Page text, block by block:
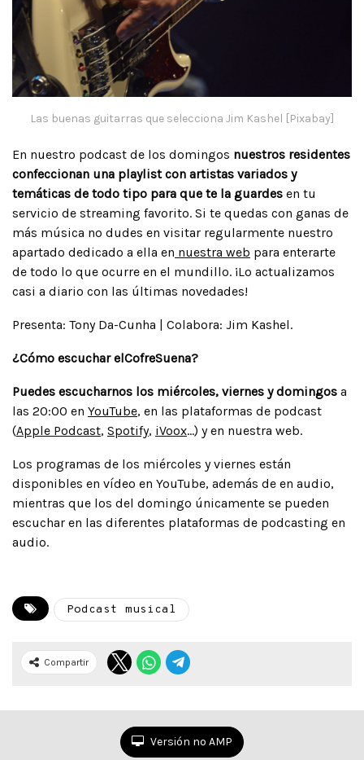
Las buenas guitarras que selecciona Jim Kashel [Pixabay]
En nuestro podcast de los domingos nuestros residentes
confeccionan una playlist con artistas variados y
temáticas de todo tipo para que te la guardes en tu
servicio de streaming favorito. Si te quedas con ganas de
más música no dudes en visitar regularmente nuestro
apartado dedicado a ella en nuestra web para enterarte
de todo lo que ocurre en el mundillo. ¡Lo actualizamos
casi a diario con las últimas novedades!
Presenta: Tony Da-Cunha | Colabora: Jim Kashel.
¿Cómo escuchar elCofreSuena?
Puedes escucharnos los miércoles, viernes y domingos a
las 20:00 en YouTube, en las plataformas de podcast
(Apple Podcast, Spotify, iVoox…) y en nuestra web.
Los programas de los miércoles y viernes están
disponibles en vídeo en YouTube, además de en audio,
mientras que los del domingo únicamente se pueden
escuchar en las diferentes plataformas de podcasting en
audio.
Podcast musical
Compartir
Versión no AMP